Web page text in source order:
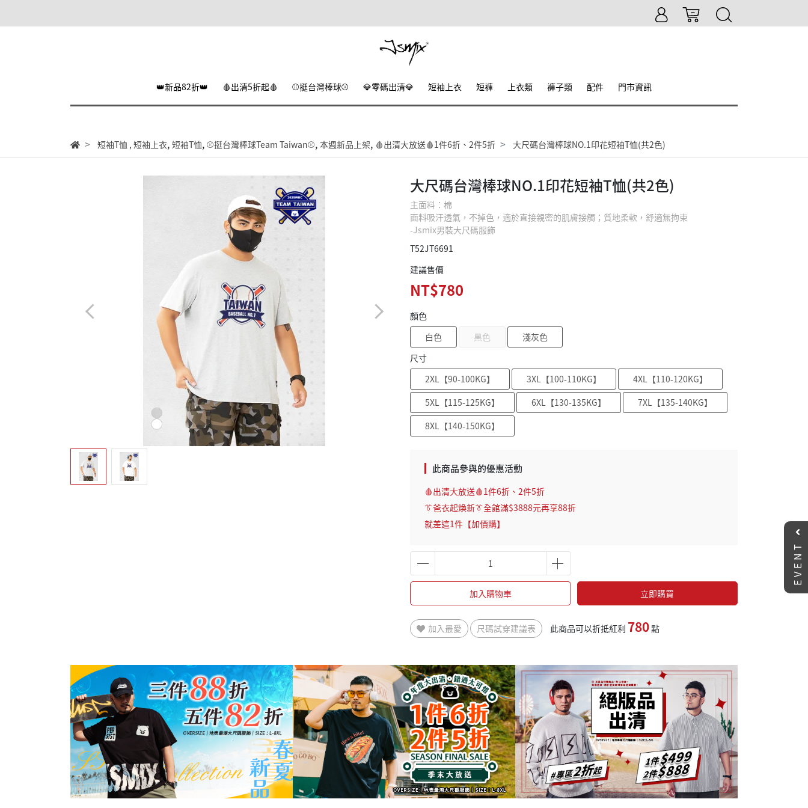
👑新品82折👑 🩸出清5折起🩸 ⚾挺台灣棒球⚾ 💎零碼出清💎 短袖上衣 短褲 上衣類 褲子類 配件 門市資訊
短袖T恤 , 短袖上衣, 短袖T恤, ⚾挺台灣棒球Team Taiwan⚾, 本週新品上架, 🩸出清大放送🩸1件6折、2件5折 大尺碼台灣棒球NO.1印花短袖T恤(共2色)
大尺碼台灣棒球NO.1印花短袖T恤(共2色)
主面料：棉
面料吸汗透氣，不掉色，適於直接親密的肌膚接觸；質地柔軟，舒適無拘束
-Jsmix男裝大尺碼服飾
T52JT6691
建議售價
NT$780
顏色
白色
黑色
淺灰色
尺寸
2XL【90-100KG】
3XL【100-110KG】
4XL【110-120KG】
5XL【115-125KG】
6XL【130-135KG】
7XL【135-140KG】
8XL【140-150KG】
此商品參與的優惠活動
🩸出清大放送🩸1件6折、2件5折
👔爸衣起煥新👔全館滿$3888元再享88折
就差這1件【加價購】
加入購物車 立即購買
加入最愛 尺碼試穿建議表 此商品可以折抵紅利 780點
EVENT